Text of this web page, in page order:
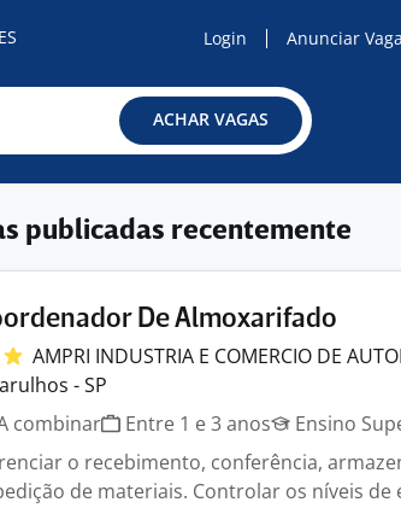
Login Anunciar
ACHAR VAGAS
publicadas recentemente
De Almoxarifado
AMPRI INDUSTRIA E COMERCIO DE
- SP
combinar
Entre 1 e 3 anos Ensino
o recebimento, conferência,
de materiais. Controlar os níveis de